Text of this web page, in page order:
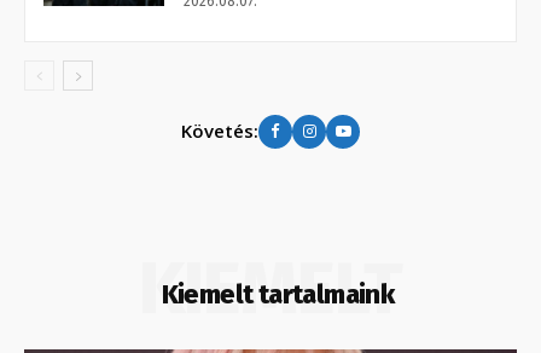
Követés:
Kiemelt tartalmaink
KIEMELT